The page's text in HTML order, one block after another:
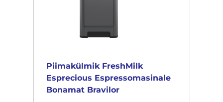
Piimakülmik FreshMilk
Esprecious Espressomasinale
Bonamat Bravilor